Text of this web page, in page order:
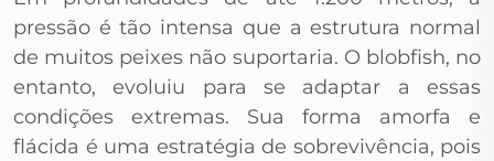
pressão é tão intensa que a estrutura normal
de muitos peixes não suportaria. O blobfish, no
entanto, evoluiu para se adaptar a essas
condições extremas. Sua forma amorfa e
flácida é uma estratégia de sobrevivência, pois